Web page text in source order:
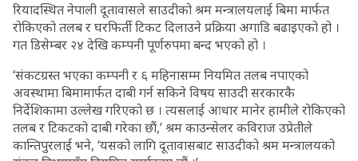
रियादस्थित नेपाली दूतावासले साउदीको श्रम मन्त्रालयलाई बिमा मार्फत
रोकिएको तलब र घरफिर्ती टिकट दिलाउने प्रक्रिया अगाडि बढाइएको हो ।
गत डिसेम्बर २४ देखि कम्पनी पूर्णरुपमा बन्द भएको हो ।
‘संकटग्रस्त भएका कम्पनी र ६ महिनासम्म नियमित तलब नपाएको
अवस्थामा बिमामार्फत दाबी गर्न सकिने विषय साउदी सरकारकै
निर्देशिकामा उल्लेख गरिएको छ । त्यसलाई आधार मानेर हामीले रोकिएको
तलब र टिकटको दाबी गरेका छौं,’ श्रम काउन्सेलर कविराज उप्रेतीले
कान्तिपुरलाई भने, ‘यसको लागि दूतावासबाट साउदीको श्रम मन्त्रालयको